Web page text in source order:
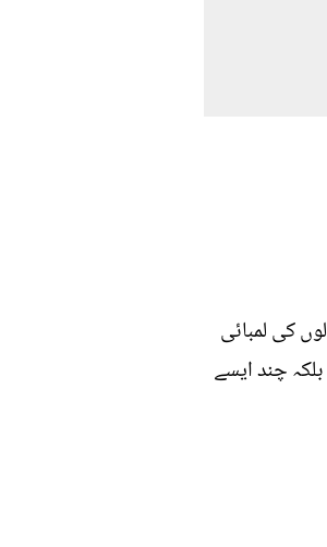
کی لمبائی
چند ایسے